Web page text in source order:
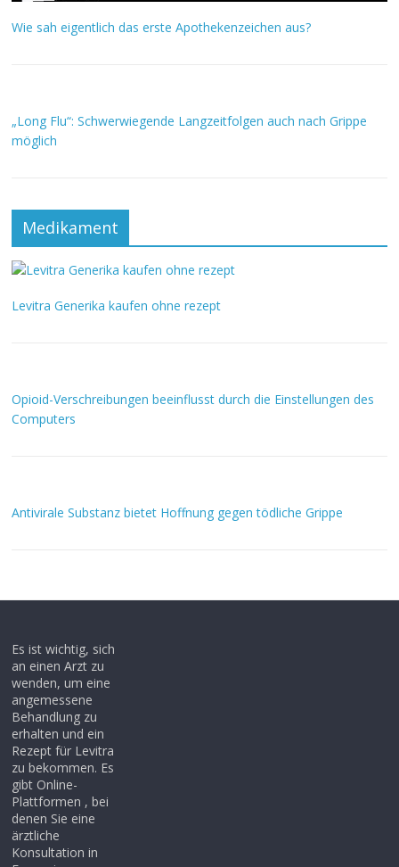
Wie sah eigentlich das erste Apothekenzeichen aus?
„Long Flu“: Schwerwiegende Langzeitfolgen auch nach Grippe
möglich
Medikament
Levitra Generika kaufen ohne rezept
Opioid-Verschreibungen beeinflusst durch die Einstellungen des
Computers
Antivirale Substanz bietet Hoffnung gegen tödliche Grippe
Es ist wichtig, sich
an einen Arzt zu
wenden, um eine
angemessene
Behandlung zu
erhalten und ein
Rezept für Levitra
zu bekommen. Es
gibt Online-
Plattformen , bei
denen Sie eine
ärztliche
Konsultation in